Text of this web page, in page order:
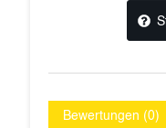
Bewertungen (0)